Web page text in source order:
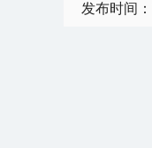
发布时间：